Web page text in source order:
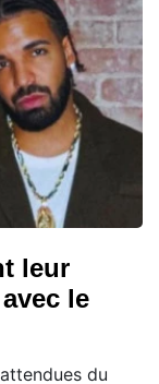
leur
le
du